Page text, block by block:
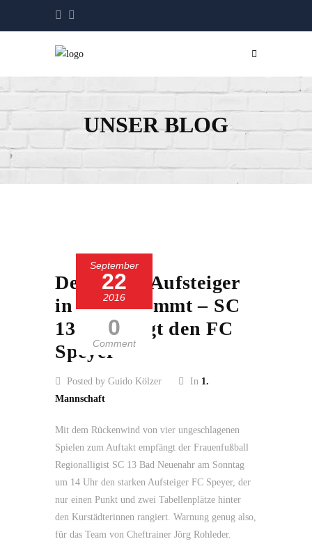
UNSER BLOG
September
22
2016
0
Comment
Der zweite Aufsteiger
in Folge kommt – SC
13 empfängt den FC
Speyer
Posted by Guido Kölzer In 1.
Mannschaft
Mit dem Rückenwind von vier ungeschlagenen
Spielen zum Auftakt empfängt der Frauenfußball
Regionalligist SC 13 Bad Neuenahr am Sonntag
um 14 Uhr den starken Aufsteiger FC Speyer, der
nur einen Punkt und zwei Tabellenplätze hinter
den Kurstädterinnen rangiert. Warnung genug also,
für das Team von Cheftrainer Jörg Rohleder.